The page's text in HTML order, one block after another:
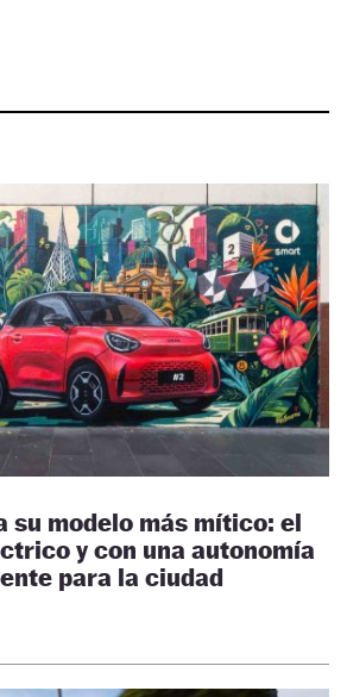
su modelo más mítico: el
y con una autonomía
para la ciudad